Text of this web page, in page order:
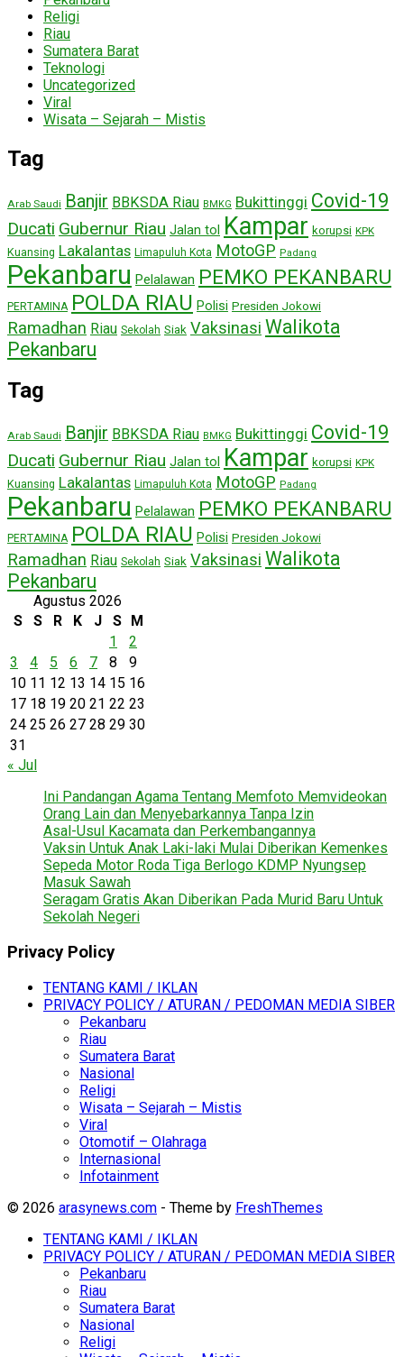
Religi
Riau
Sumatera Barat
Teknologi
Uncategorized
Viral
Wisata – Sejarah – Mistis
Tag
Arab Saudi Banjir BBKSDA Riau BMKG Bukittinggi Covid-19
Ducati Gubernur Riau Jalan tol Kampar korupsi KPK
Kuansing Lakalantas Limapuluh Kota MotoGP Padang
Pekanbaru Pelalawan PEMKO PEKANBARU
PERTAMINA POLDA RIAU Polisi Presiden Jokowi
Ramadhan Riau Sekolah Siak Vaksinasi Walikota
Pekanbaru
Tag
Arab Saudi Banjir BBKSDA Riau BMKG Bukittinggi Covid-19
Ducati Gubernur Riau Jalan tol Kampar korupsi KPK
Kuansing Lakalantas Limapuluh Kota MotoGP Padang
Pekanbaru Pelalawan PEMKO PEKANBARU
PERTAMINA POLDA RIAU Polisi Presiden Jokowi
Ramadhan Riau Sekolah Siak Vaksinasi Walikota
Pekanbaru
Agustus 2026
S
S R K J S
M
1
2
3
4 5 6 7 8
9
10 11 12 13 14 15 16
17 18 19 20 21 22 23
24 25 26 27 28 29 30
31
« Jul
Ini Pandangan Agama Tentang Memfoto Memvideokan
Orang Lain dan Menyebarkannya Tanpa Izin
Asal-Usul Kacamata dan Perkembangannya
Vaksin Untuk Anak Laki-laki Mulai Diberikan Kemenkes
Sepeda Motor Roda Tiga Berlogo KDMP Nyungsep
Masuk Sawah
Seragam Gratis Akan Diberikan Pada Murid Baru Untuk
Sekolah Negeri
Privacy Policy
TENTANG KAMI / IKLAN
PRIVACY POLICY / ATURAN / PEDOMAN MEDIA SIBER
Pekanbaru
Riau
Sumatera Barat
Nasional
Religi
Wisata – Sejarah – Mistis
Viral
Otomotif – Olahraga
Internasional
Infotainment
© 2026 arasynews.com - Theme by FreshThemes
TENTANG KAMI / IKLAN
PRIVACY POLICY / ATURAN / PEDOMAN MEDIA SIBER
Pekanbaru
Riau
Sumatera Barat
Nasional
Religi